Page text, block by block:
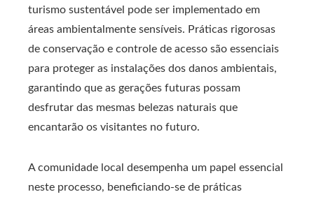
turismo sustentável pode ser implementado em
áreas ambientalmente sensíveis. Práticas rigorosas
de conservação e controle de acesso são essenciais
para proteger as instalações dos danos ambientais,
garantindo que as gerações futuras possam
desfrutar das mesmas belezas naturais que
encantarão os visitantes no futuro.
A comunidade local desempenha um papel essencial
neste processo, beneficiando-se de práticas